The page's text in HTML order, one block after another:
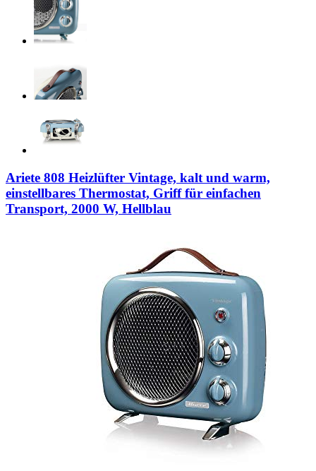
Ariete 808 Heizlüfter Vintage, kalt und warm,
einstellbares Thermostat, Griff für einfachen
Transport, 2000 W, Hellblau